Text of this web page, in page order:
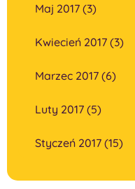
Maj 2017 (3)
Kwiecień 2017 (3)
Marzec 2017 (6)
Luty 2017 (5)
Styczeń 2017 (15)